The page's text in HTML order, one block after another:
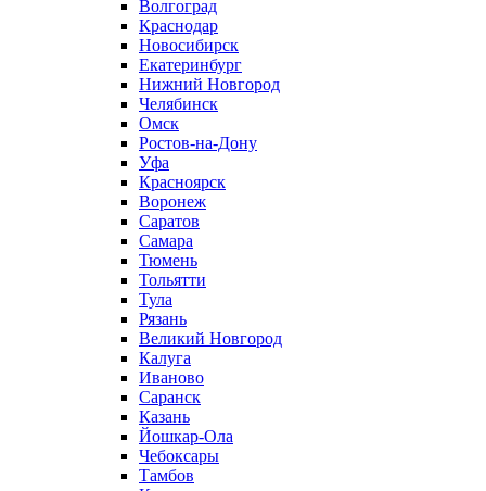
Волгоград
Краснодар
Новосибирск
Екатеринбург
Нижний Новгород
Челябинск
Омск
Ростов-на-Дону
Уфа
Красноярск
Воронеж
Саратов
Самара
Тюмень
Тольятти
Тула
Рязань
Великий Новгород
Калуга
Иваново
Саранск
Казань
Йошкар-Ола
Чебоксары
Тамбов